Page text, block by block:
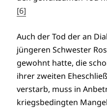
[6]
Auch der Tod der an
jüngeren Schwester
gewohnt hatte, die
ihrer zweiten
verstarb, muss in
kriegsbedingten